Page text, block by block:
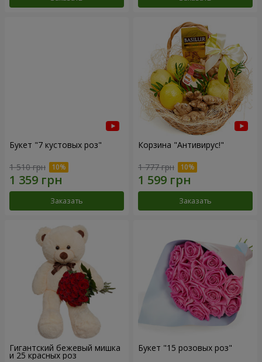
Букет "7 кустовых роз"
1 510 грн
Заказать
Корзина "Антивирус!"
1 777 грн
Заказать
Гигантский бежевый мишка
и 25 красных роз
Букет "15 розовых роз"